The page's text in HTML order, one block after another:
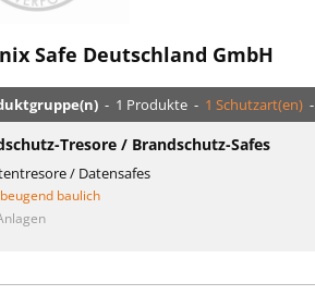
Safe Deutschland GmbH
- 1 Produkte - 1 Schutzart(en)-
Tresore / Brandschutz-Safes
/ Datensafes
baulich